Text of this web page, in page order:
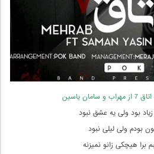
یاسین
بود ولی یه عشق نبود
بودم ولی لیلی نبود
برا هیچکی زانو نمیزنه